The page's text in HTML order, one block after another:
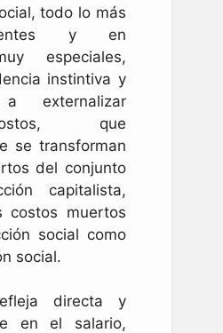
todo lo más
y en
especiales,
instintiva y
a externalizar
que
se transforman
del conjunto
capitalista,
costos muertos
social como
social.
directa y
en el salario,